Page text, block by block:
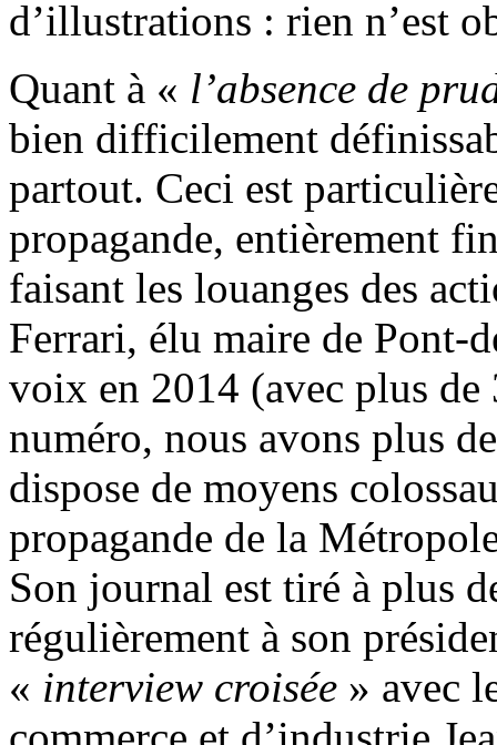
d’illustrations : rien n’est
Quant à « l’absence de
bien difficilement
partout. Ceci est
propagande, entièrement
faisant les louanges des
Ferrari, élu maire de Pont-
voix en 2014 (avec plus de
numéro, nous avons plus
dispose de moyens
propagande de la
Son journal est tiré à plus
régulièrement à son
« interview croisée » avec